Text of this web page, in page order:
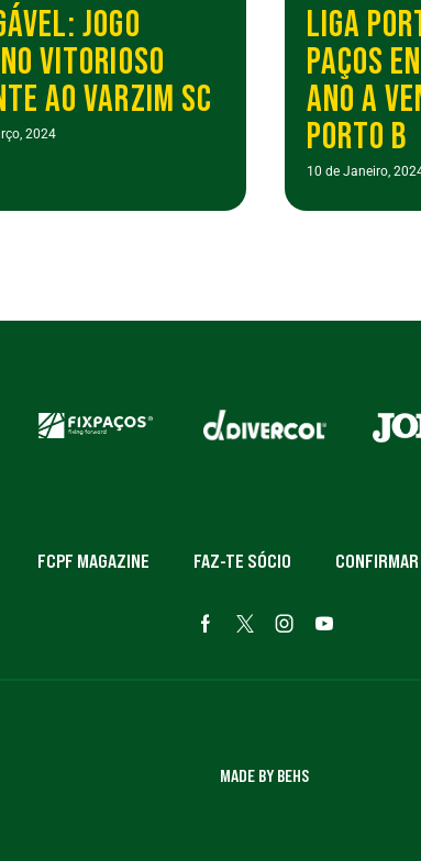
JOGO
VITORIOSO
AO VARZIM SC
2024
LIGA
PAÇOS
ANO A
PORTO B
10 de Janeiro,
FCPF MAGAZINE FAZ-TE SÓCIO
MADE BY BEHS